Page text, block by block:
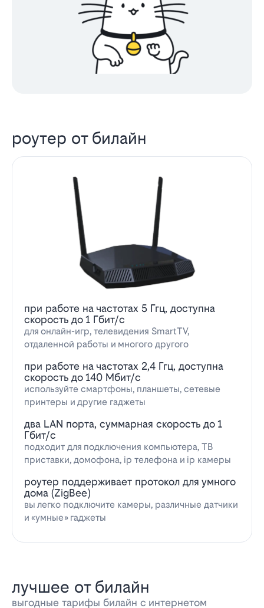
роутер от билайн
при работе на частотах 5 Ггц, доступна
скорость до 1 Гбит/с
для онлайн-игр, телевидения SmartTV,
отдаленной работы и многого другого
при работе на частотах 2,4 Ггц, доступна
скорость до 140 Мбит/с
используйте смартфоны, планшеты, сетевые
принтеры и другие гаджеты
два LAN порта, суммарная скорость до 1
Гбит/с
подходит для подключения компьютера, ТВ
приставки, домофона, ip телефона и ip камеры
роутер поддерживает протокол для умного
дома (ZigBee)
вы легко подключите камеры, различные датчики
и «умные» гаджеты
лучшее от билайн
выгодные тарифы билайн с интернетом